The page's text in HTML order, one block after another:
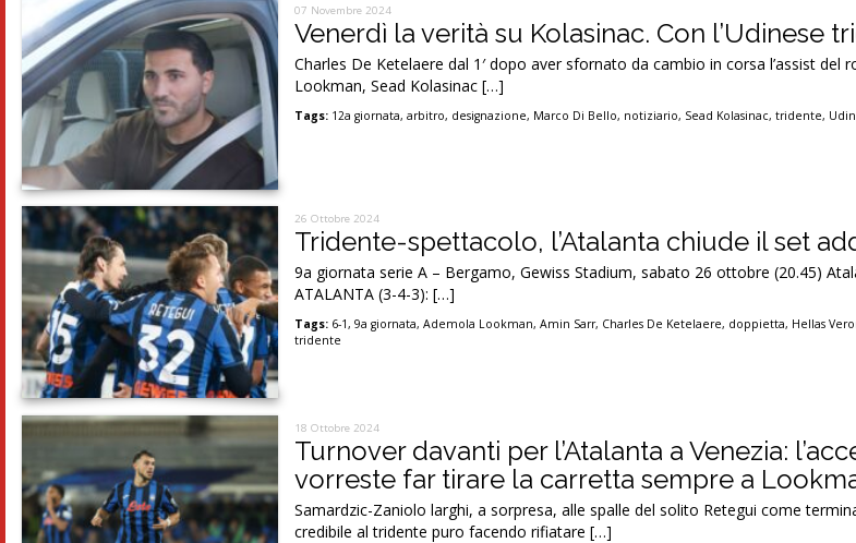
07 Novembre 2024
Venerdì la verità su Kolasinac. Con l’Udinese
Charles De Ketelaere dal 1′ dopo aver sfornato da cambio in corsa l’assist del
Lookman, Sead Kolasinac […]
Tags: 12a giornata,arbitro, designazione, Marco Di Bello, notiziario, Sead Kolasinac,tridente,
26 Ottobre 2024
Tridente-spettacolo, l’Atalanta chiude il set
9a giornata serie A – Bergamo, Gewiss Stadium, sabato 26 ottobre (20.45)
ATALANTA (3-4-3): […]
Tags: 6-1,9a giornata,Ademola Lookman,Amin Sarr, Charles De Ketelaere, doppietta, Hellas
tridente
18 Ottobre 2024
Turnover davanti per l’Atalanta a Venezia:
vorreste far tirare la carretta sempre a
Samardzic-Zaniolo larghi, a sorpresa, alle spalle del solito Retegui come
credibile al tridente puro facendo rifiatare […]